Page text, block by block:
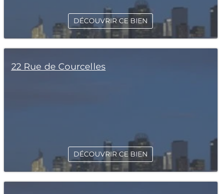
DÉCOUVRIR CE BIEN
22 Rue de Courcelles
DÉCOUVRIR CE BIEN